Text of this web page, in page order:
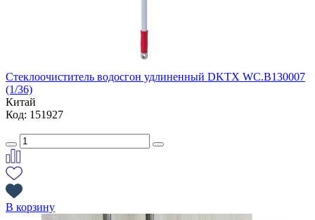
Стеклоочиститель водосгон удлиненный DKTX WC.B130007
(1/36)
Китай
Код: 151927
В корзину